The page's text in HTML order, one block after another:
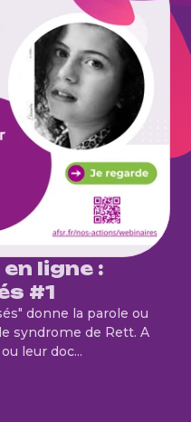
ligne :
#1
donne la parole ou
syndrome de Rett. A
leur doc...